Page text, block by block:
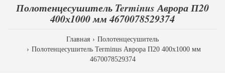
Полотенцесушитель Terminus Аврора П20
400х1000 мм 4670078529374
Главная
Полотенцесушитель
Полотенцесушитель Terminus Аврора П20 400х1000 мм
4670078529374